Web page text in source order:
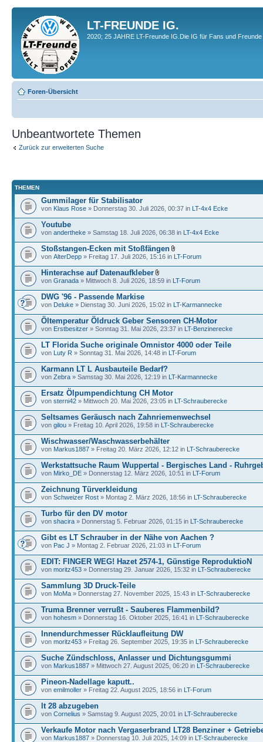
LT-FREUNDE IG.
2020; 25 JAHRE LT-Freunde IG.Die IG für Fans und
Foren-Übersicht
Unbeantwortete Themen
Zurück zur erweiterten Suche
THEMEN
Gummilager für Stabilisator
von Klaus Rose » Donnerstag 30. Juli 2026, 00:37 in LT-4x4 Ecke
Youtube
von andertheke » Samstag 18. Juli 2026, 06:38 in LT-4x4 Ecke
Stoßstangen-Ecken mit Stoßfängen
von AlterDepp » Freitag 17. Juli 2026, 15:16 in LT-Forum
Hinterachse auf Datenaufkleber
von Granada » Mittwoch 8. Juli 2026, 18:59 in LT-Forum
DWG '96 - Passende Markise
von Deluke » Dienstag 30. Juni 2026, 15:02 in LT-Karmannecke
Öltemperatur Öldruck Geber Sensoren CH-Motor
von Erstbesitzer » Sonntag 31. Mai 2026, 23:37 in LT-Benzinerecke
LT Florida Suche originale Omnistor 4000 oder Teile
von Luty R » Sonntag 31. Mai 2026, 14:48 in LT-Forum
Karmann LT L Ausbauteile Bedarf?
von Zebra » Samstag 30. Mai 2026, 12:19 in LT-Karmannecke
Ersatz Ölpumpendichtung CH Motor
von sterni42 » Mittwoch 20. Mai 2026, 23:05 in LT-Schrauberecke
Seltsames Geräusch nach Zahnriemenwechsel
von gilou » Freitag 10. April 2026, 19:58 in LT-Schrauberecke
Wischwasser/Waschwasserbehälter
von Markus1887 » Freitag 20. März 2026, 12:12 in LT-Schrauberecke
Werkstattsuche Raum Wuppertal - Bergisches Land -
von Mirko_DE » Donnerstag 12. März 2026, 10:51 in LT-Forum
Zeichnung Türverkleidung
von Schweizer Rost » Montag 2. März 2026, 18:56 in LT-Schrauberecke
Turbo für den DV motor
von shacira » Donnerstag 5. Februar 2026, 01:15 in LT-Schrauberecke
Gibt es LT Schrauber in der Nähe von Aachen ?
von Pac J » Montag 2. Februar 2026, 21:03 in LT-Forum
EDIT: FINGER WEG! Hazet 2574-1, Günstige ReproduktioN
von moritz453 » Donnerstag 29. Januar 2026, 15:32 in LT-Schrauberecke
Sammlung 3D Druck-Teile
von MoMa » Donnerstag 27. November 2025, 15:43 in LT-Schrauberecke
Truma Brenner verrußt - Sauberes Flammenbild?
von hohesm » Donnerstag 16. Oktober 2025, 16:41 in LT-Schrauberecke
Innendurchmesser Rücklaufleitung DW
von moritz453 » Freitag 26. September 2025, 19:35 in LT-Schrauberecke
Suche Zündschloss, Anlasser und Dichtungsgummi
von Markus1887 » Mittwoch 27. August 2025, 06:20 in LT-Schrauberecke
Pineon-Nadellage kaputt..
von emilmoller » Freitag 22. August 2025, 18:56 in LT-Forum
lt 28 abzugeben
von Cornelius » Samstag 9. August 2025, 20:01 in LT-Schrauberecke
Verkaufe Motor nach Vergaserbrand LT28 Benziner +
von Markus1887 » Donnerstag 10. Juli 2025, 14:09 in LT-Schrauberecke